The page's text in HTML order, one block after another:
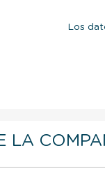
Los
LA